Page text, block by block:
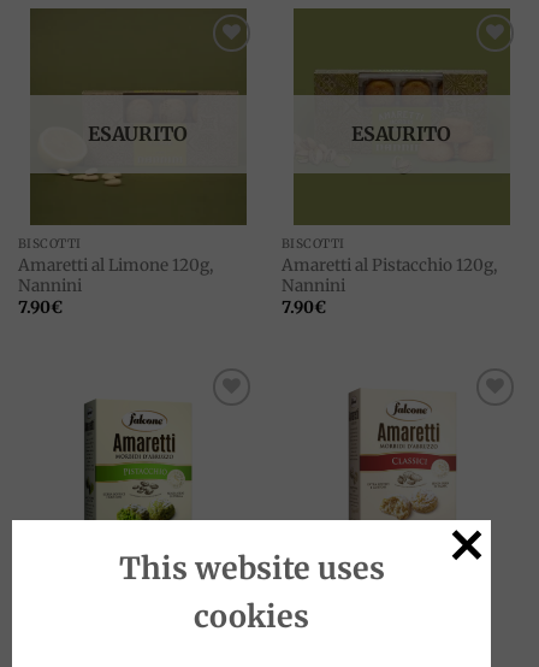
ESAURITO
BISCOTTI
Amaretti al Limone 120g,
Nannini
7.90€
Add to
wishlist
ESAURITO
BISCOTTI
Amaretti al Pistacchio 120g,
Nannini
7.90€
Amaretti al pistacchio morbidi
Amaretti morbidi 170g,
This website uses
cookies